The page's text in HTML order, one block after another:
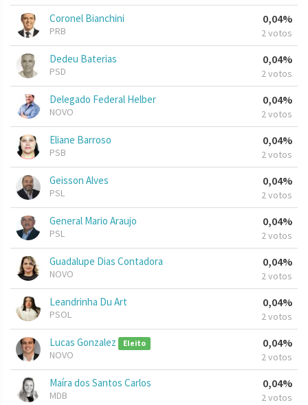
Coronel Bianchini
PRB
0,04%
2 votos
Dedeu Baterias
PSD
0,04%
2 votos
Delegado Federal Helber
NOVO
0,04%
2 votos
Eliane Barroso
PSB
0,04%
2 votos
Geisson Alves
PSL
0,04%
2 votos
General Mario Araujo
PSL
0,04%
2 votos
Guadalupe Dias Contadora
NOVO
0,04%
2 votos
Leandrinha Du Art
PSOL
0,04%
2 votos
Lucas Gonzalez Eleito
NOVO
0,04%
2 votos
Maíra dos Santos Carlos
MDB
0,04%
2 votos